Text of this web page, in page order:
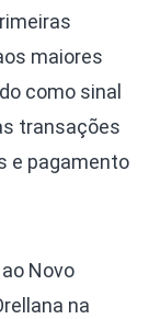
maiores
como sinal
transações
e pagamento
Novo
na